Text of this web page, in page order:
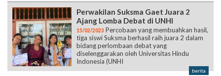
Perwakilan Suksma Gaet Juara 2
Ajang Lomba Debat di UNHI
15/02/2023 Percobaan yang membuahkan hasil,
tiga siswi Suksma berhasil raih juara 2 dalam
bidang perlombaan debat yang
diselenggarakan oleh Universitas Hindu
Indonesia (UNHI
berita